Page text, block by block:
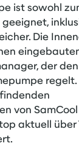
ist sowohl
Die
der
von
aktuell über